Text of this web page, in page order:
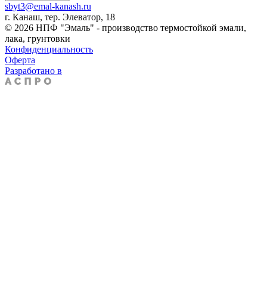
sbyt3@emal-kanash.ru
г. Канаш, тер. Элеватор, 18
© 2026 НПФ "Эмаль" - производство термостойкой эмали,
лака, грунтовки
Конфиденциальность
Оферта
Разработано в